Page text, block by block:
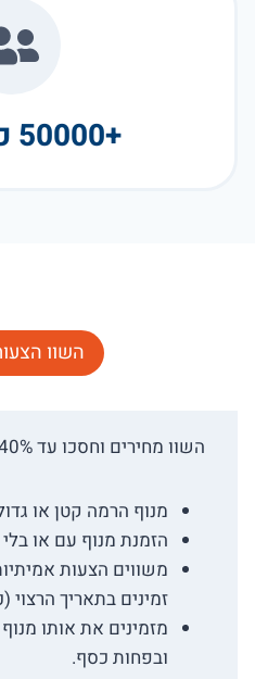
+50000 כבר ניסו
השוו
השוו מחירים וחסכו עד 40% בהובלות מנוף בנתניה.
מנוף הרמה קטן או
הזמנת מנוף עם או
משווים הצעות
זמינים בתאריך הרצוי
מזמינים את אותו
ובפחות כסף.